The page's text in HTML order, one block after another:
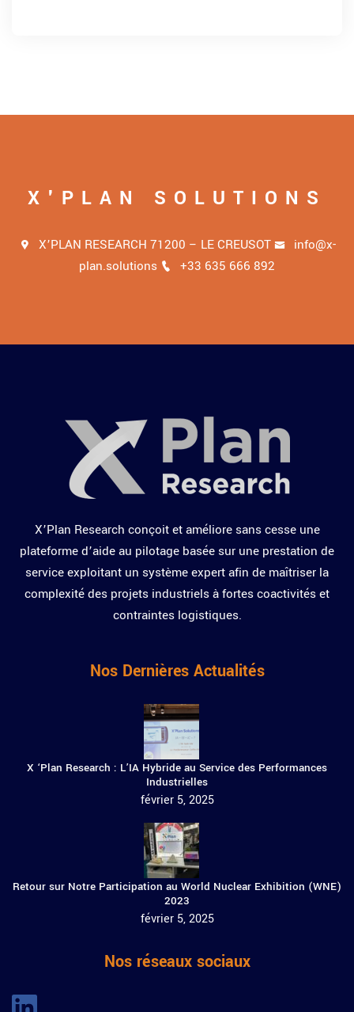
X'PLAN SOLUTIONS
X’PLAN RESEARCH 71200 – LE CREUSOT
info@x-
plan.solutions
+33 635 666 892
X’Plan Research conçoit et améliore sans cesse une
plateforme d’aide au pilotage basée sur une prestation de
service exploitant un système expert afin de maîtriser la
complexité des projets industriels à fortes coactivités et
contraintes logistiques.
Nos Dernières Actualités
X ‘Plan Research : L’IA Hybride au Service des Performances
Industrielles
février 5, 2025
Retour sur Notre Participation au World Nuclear Exhibition (WNE)
2023
février 5, 2025
Nos réseaux sociaux